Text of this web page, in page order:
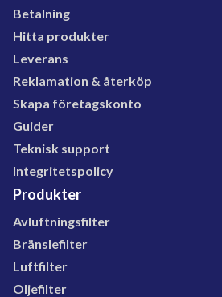
Betalning
Hitta produkter
Leverans
Reklamation & återköp
Skapa företagskonto
Guider
Teknisk support
Integritetspolicy
Produkter
Avluftningsfilter
Bränslefilter
Luftfilter
Oljefilter